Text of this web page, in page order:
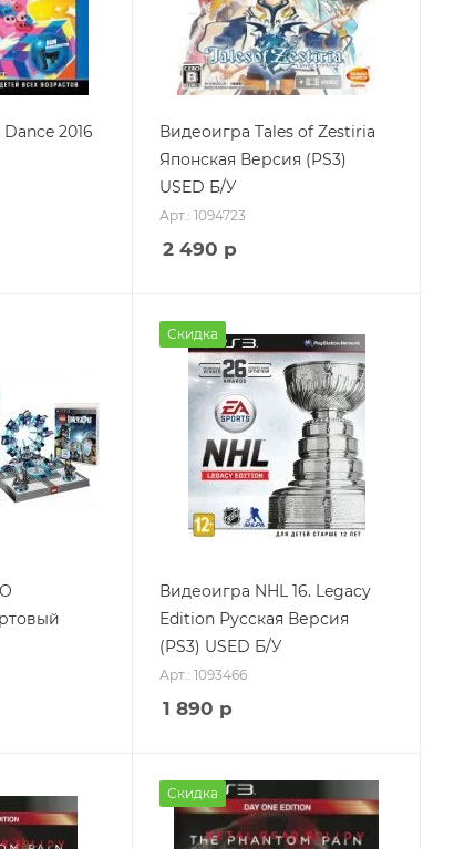
2016
Видеоигра Tales of Zestiria
Японская Версия (PS3)
USED Б/У
Арт.: 1094723
2 490 р
Скидка
Видеоигра NHL 16. Legacy
Edition Русская Версия
(PS3) USED Б/У
Арт.: 1093466
1 890 р
Скидка